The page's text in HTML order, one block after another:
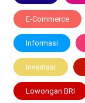
E-Commerce
Informasi
Investasi
Lowongan BRI